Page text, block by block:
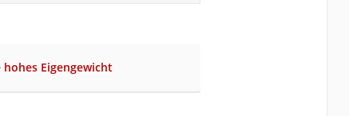
Eigengewicht